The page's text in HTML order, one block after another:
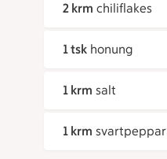
2 krm chiliflakes
1 tsk honung
1 krm salt
1 krm svartpeppar